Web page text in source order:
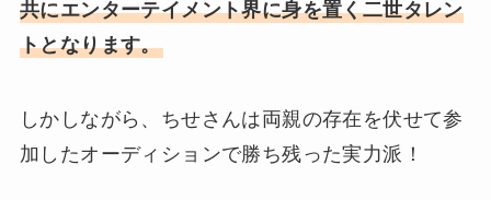
共にエンターテイメント界に身を置く二世タレン
トとなります。
しかしながら、ちせさんは両親の存在を伏せて参
加したオーディションで勝ち残った実力派！